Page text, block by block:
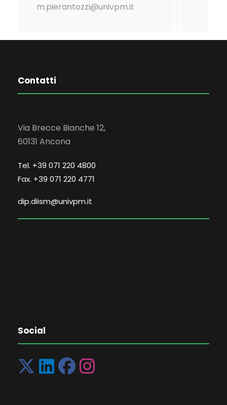
m.pierantozzi@univpm.it
Contatti
Via Brecce Bianche 12,
60131 Ancona
Tel. +39 071 220 4800
Fax. +39 071 220 4771
dip.diism@univpm.it
Social